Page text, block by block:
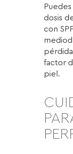
dosis
con
factor
piel.